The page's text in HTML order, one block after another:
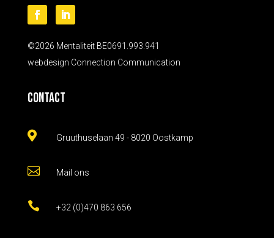
©2026 Mentaliteit BE0691.993.941
webdesign Connection Communication
Contact
 Gruuthuselaan 49 - 8020 Oostkamp
 Mail ons
 +32 (0)470 863 656